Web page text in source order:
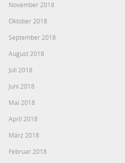
November 2018
Oktober 2018
September 2018
August 2018
Juli 2018
Juni 2018
Mai 2018
April 2018
März 2018
Februar 2018